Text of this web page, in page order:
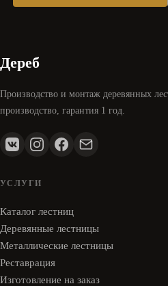
Дереб
Производство и монтаж деревянных
производство, гарантия 1 год.
УСЛУГИ
Каталог лестниц
Деревянные лестницы
Металлические лестницы
Реставрация
Изготовление на заказ